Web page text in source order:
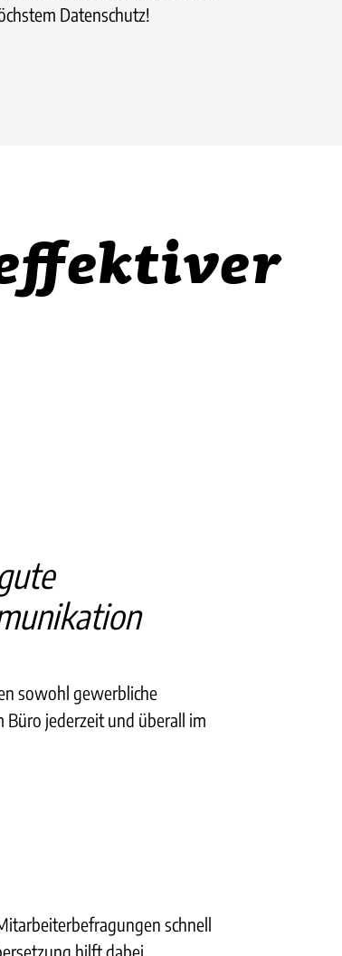
Datenschutz!
sowohl gewerbliche
jederzeit und überall im
schnell
hilft dabei,